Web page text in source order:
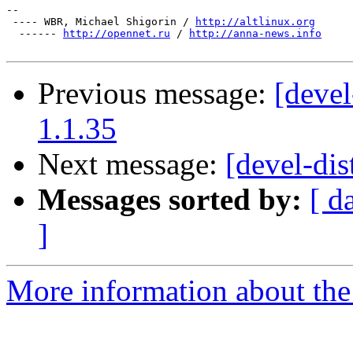
--
---- WBR, Michael Shigorin /
http://altlinux.org
  ------
http://opennet.ru / http://anna-news.info
Previous message:
1.1.35
Next message: [devel-
Messages sorted by: [
]
More information about